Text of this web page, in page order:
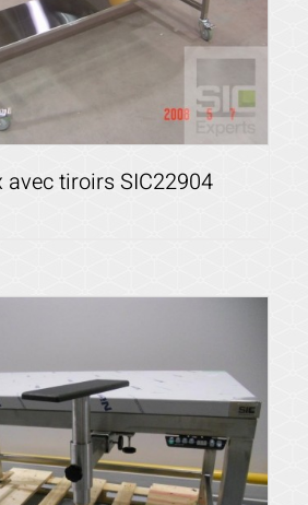
avec tiroirs SIC22904